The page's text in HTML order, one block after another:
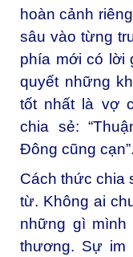
hoàn cảnh
sâu vào từng
phía mới có lời
quyết những
tốt nhất là vợ
chia sẻ:
Đông cũng cạn”.
Cách thức chia
từ. Không ai
những gì
thương. Sự im